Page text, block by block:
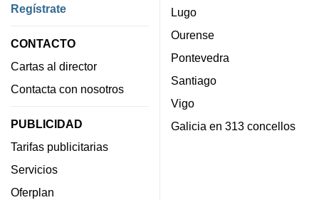
Regístrate
CONTACTO
Cartas al director
Contacta con nosotros
PUBLICIDAD
Tarifas publicitarias
Servicios
Oferplan
Lugo
Ourense
Pontevedra
Santiago
Vigo
Galicia en 313 concellos